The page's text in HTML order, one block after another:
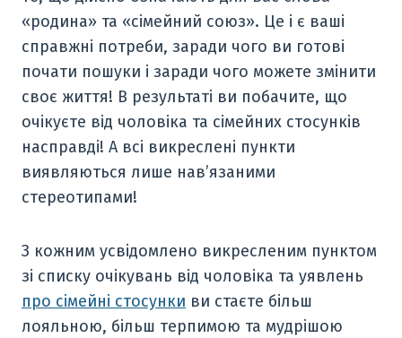
«родина» та «сімейний союз». Це і є ваші
справжні потреби, заради чого ви готові
почати пошуки і заради чого можете змінити
своє життя! В результаті ви побачите, що
очікуєте від чоловіка та сімейних стосунків
насправді! А всі викреслені пункти
виявляються лише нав’язаними
стереотипами!
З кожним усвідомлено викресленим пунктом
зі списку очікувань від чоловіка та уявлень
про сімейні стосунки ви стаєте більш
лояльною, більш терпимою та мудрішою